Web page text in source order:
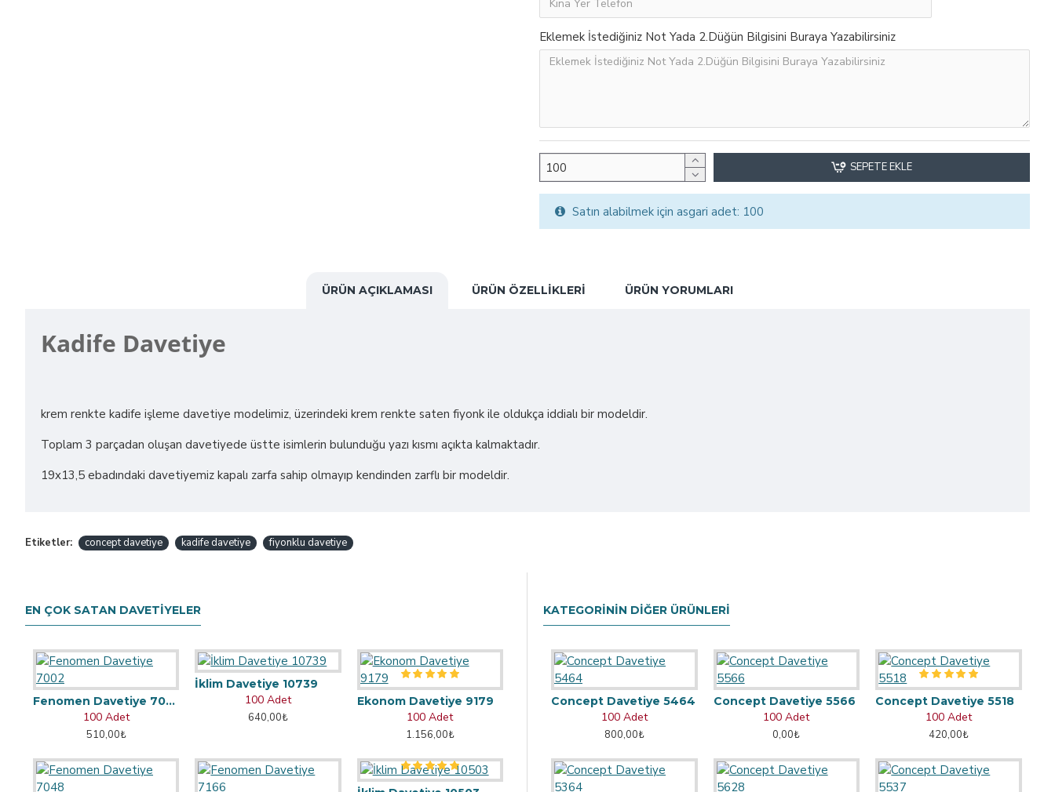
Eklemek İstediğiniz Not Yada 2.Düğün Bilgisini Buraya Yazabilirsiniz
SEPETE EKLE
Satın alabilmek için asgari adet: 100
ÜRÜN AÇIKLAMASI ÜRÜN ÖZELLIKLERI ÜRÜN YORUMLARI
Kadife Davetiye
krem renkte kadife işleme davetiye modelimiz, üzerindeki krem renkte saten fiyonk ile oldukça iddialı bir modeldir.
Toplam 3 parçadan oluşan davetiyede üstte isimlerin bulunduğu yazı kısmı açıkta kalmaktadır.
19x13,5 ebadındaki davetiyemiz kapalı zarfa sahip olmayıp kendinden zarflı bir modeldir.
Etiketler: concept davetiye kadife davetiye fiyonklu davetiye
EN ÇOK SATAN DAVETIYELER
Fenomen Davetiye 7002
100 Adet
510,00₺
İklim Davetiye 10739
100 Adet
640,00₺
Ekonom Davetiye 9179
100 Adet
1.156,00₺
KATEGORININ DIĞER ÜRÜNLERI
Concept Davetiye 5464
100 Adet
800,00₺
Concept Davetiye 5566
100 Adet
0,00₺
Concept Davetiye 5518
100 Adet
420,00₺